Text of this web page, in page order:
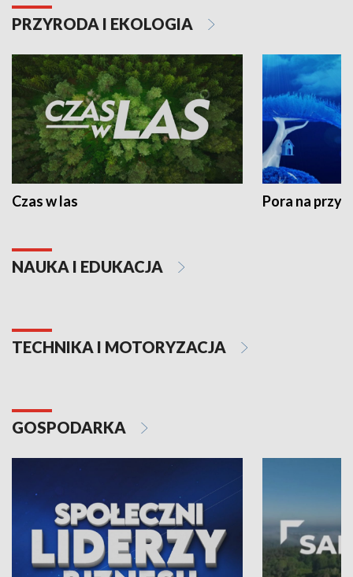
PRZYRODA I EKOLOGIA
Czas w las Pora na
NAUKA I EDUKACJA
TECHNIKA I MOTORYZACJA
GOSPODARKA